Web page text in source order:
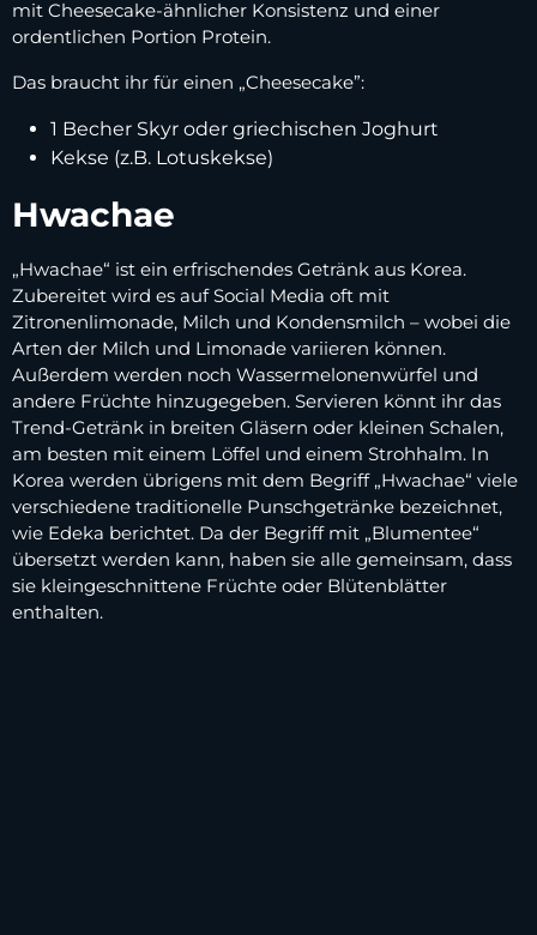
mit Cheesecake-ähnlicher Konsistenz und einer
ordentlichen Portion Protein.
Das braucht ihr für einen „Cheesecake”:
1 Becher Skyr oder griechischen Joghurt
Kekse (z.B. Lotuskekse)
Hwachae
„Hwachae“ ist ein erfrischendes Getränk aus Korea.
Zubereitet wird es auf Social Media oft mit
Zitronenlimonade, Milch und Kondensmilch – wobei die
Arten der Milch und Limonade variieren können.
Außerdem werden noch Wassermelonenwürfel und
andere Früchte hinzugegeben. Servieren könnt ihr das
Trend-Getränk in breiten Gläsern oder kleinen Schalen,
am besten mit einem Löffel und einem Strohhalm. In
Korea werden übrigens mit dem Begriff „Hwachae“ viele
verschiedene traditionelle Punschgetränke bezeichnet,
wie Edeka berichtet. Da der Begriff mit „Blumentee“
übersetzt werden kann, haben sie alle gemeinsam, dass
sie kleingeschnittene Früchte oder Blütenblätter
enthalten.